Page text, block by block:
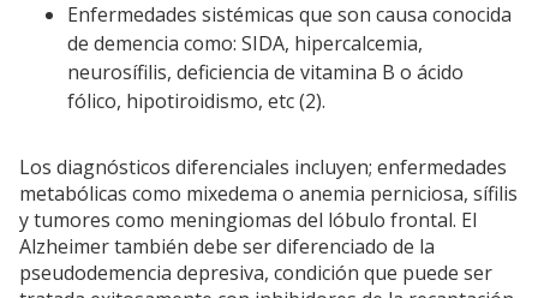
Enfermedades sistémicas que son causa conocida
de demencia como: SIDA, hipercalcemia,
neurosífilis, deficiencia de vitamina B o ácido
fólico, hipotiroidismo, etc (2).
Los diagnósticos diferenciales incluyen; enfermedades
metabólicas como mixedema o anemia perniciosa, sífilis
y tumores como meningiomas del lóbulo frontal. El
Alzheimer también debe ser diferenciado de la
pseudodemencia depresiva, condición que puede ser